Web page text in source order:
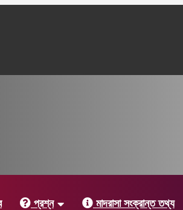
প্রশ্ন মাদরাসা সংক্রান্ত তথ্য